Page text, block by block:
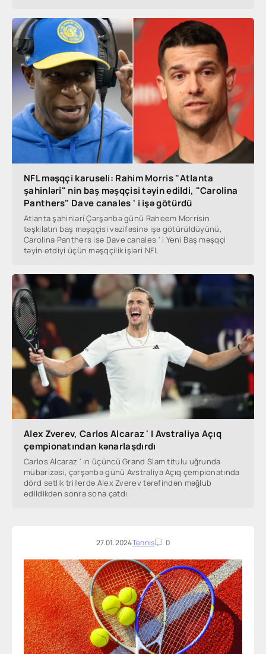
NFL məşqçi karuseli: Rahim Morris "Atlanta
şahinləri" nin baş məşqçisi təyin edildi, "Carolina
Panthers" Dave canales ' i işə götürdü
Atlanta şahinləri Çərşənbə günü Raheem Morrisin
təşkilatın baş məşqçisi vəzifəsinə işə götürüldüyünü,
Carolina Panthers isə Dave canales ' i Yeni Baş məşqçi
təyin etdiyi üçün məşqçilik işləri NFL
Alex Zverev, Carlos Alcaraz ' I Avstraliya Açıq
çempionatından kənarlaşdırdı
Carlos Alcaraz ' ın üçüncü Grand Slam titulu uğrunda
mübarizəsi, çərşənbə günü Avstraliya Açıq çempionatında
dörd setlik trillerdə Alex Zverev tərəfindən məğlub
edildikdən sonra sona çatdı.
27.01.2024Tennis 0